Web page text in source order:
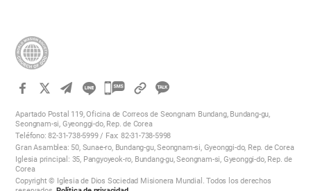
카
오
톡
공
하
Apartado Postal 119, Oficina de Correos de Seongnam Bundang, Bundang-gu,
Seongnam-si, Gyeonggi-do, Rep. de Corea
Teléfono: 82-31-738-5999 / Fax: 82-31-738-5998
Gran Asamblea: 50, Sunae-ro, Bundang-gu, Seongnam-si, Gyeonggi-do, Rep. de Corea
Iglesia principal: 35, Pangyoyeok-ro, Bundang-gu, Seongnam-si, Gyeonggi-do, Rep. de
Corea
Copyright © Iglesia de Dios Sociedad Misionera Mundial. Todos los derechos